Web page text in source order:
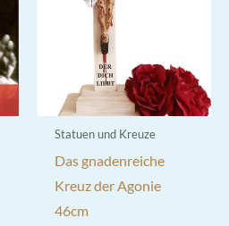
Produktseite
gewählt
werden
Statuen und Kreuze
Das gnadenreiche
Kreuz der Agonie
46cm